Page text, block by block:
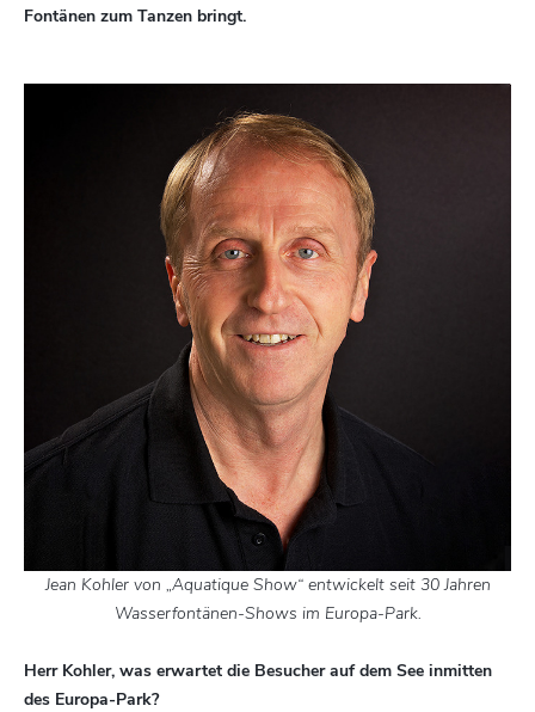
Fontänen zum Tanzen bringt.
Jean Kohler von „Aquatique Show“ entwickelt seit 30 Jahren
Wasserfontänen-Shows im Europa-Park.
Herr Kohler, was erwartet die Besucher auf dem See inmitten
des Europa-Park?